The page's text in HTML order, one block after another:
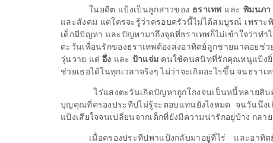
ในอดีต แป้งเป็นลูกสาวของ ธราเทพ และ พิมนภา
และสังคม แต่ใครจะรู้ว่าครอบครัวนี้ไม่ได้สมบูรณ์ เพราะ
เด็กมีปัญหา และปัญหามาถึงจุดที่ธราเทพก็ไม่เข้าใจว่าทำ
ตะวันเพื่อนรักของธราเทพต้องส่งอาทิตย์ลูกชายมาคอ
วุ่นวาย แต่อึ่ง และ ป้าแจ่ม คนใช้คนสนิทที่รักคุณหนูแป้งยิ่
ช่วยเธอได้ในทุกเวลาจริงๆ ไม่ว่าจะเกิดอะไรขึ้น จนธรา
ไร่แสงตะวันเกิดปัญหาถูกโกงจนเป็นหนี้หลายสิ
บุญคุณที่ครองประทีปไม่รู้จะตอบแทนยังไงหมด จนวันนึง
แป้งเสียใจจนเปลี่ยนจากเด็กที่ยังมีความน่ารักอยู่บ้าง กลา
เมื่อครองประทีปพาแป้งกลับมาอยู่ที่ไร่ และอาทิ